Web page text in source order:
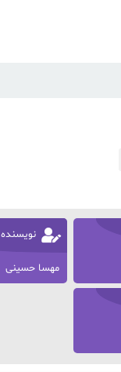
نویسنده
مهسا حسینی